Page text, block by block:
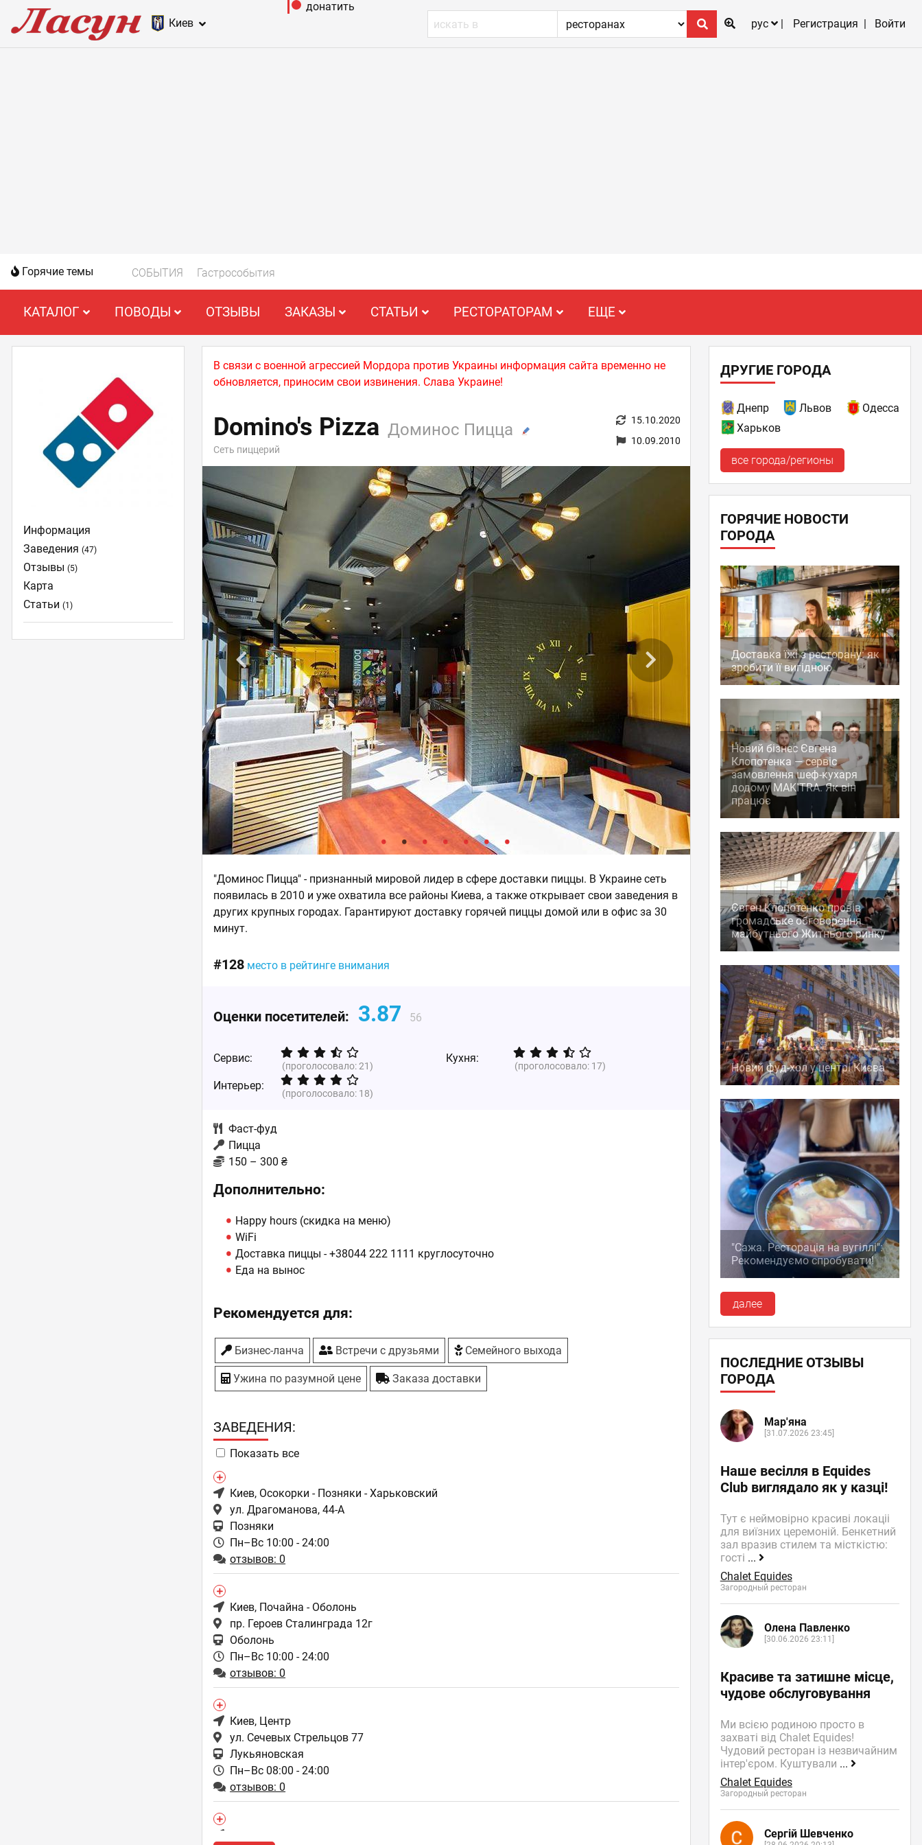
Киев
донатить
рус
Регистрация Войти
Горячие темы СОБЫТИЯ Гастрособытия
КАТАЛОГ ПОВОДЫ ОТЗЫВЫ ЗАКАЗЫ СТАТЬИ РЕСТОРАТОРАМ ЕЩЕ
В связи с военной агрессией Мордора против Украины информация сайта временно не
обновляется, приносим свои извинения. Слава Украине!
Domino's Pizza Доминос Пицца
Сеть пиццерий
15.10.2020
10.09.2010
"Доминос Пицца" - признанный мировой лидер в сфере доставки пиццы. В Украине сеть
появилась в 2010 и уже охватила все районы Киева, а также открывает свои заведения в
других крупных городах. Гарантируют доставку горячей пиццы домой или в офис за 30
минут.
#128 место в рейтинге внимания
Оценки посетителей: 3.87 56
Сервис:
(проголосовало:21)
Кухня:
(проголосовало: 17)
Интерьер:
(проголосовало: 18)
Фаст-фуд
Пицца
150 – 300 ₴
Дополнительно:
Happy hours (скидка на меню)
WiFi
Доставка пиццы -+38044 222 1111 круглосуточно
Еда на вынос
Рекомендуется для:
Бизнес-ланча Встречи с друзьями Семейного выхода
Ужина по разумной цене Заказа доставки
ЗAВЕДЕНИЯ:
Показать все
Киев, Осокорки - Позняки - Харьковский
ул. Драгоманова, 44-А
Позняки
Пн–Вс 10:00 - 24:00
отзывов: 0
Киев, Почайна - Оболонь
пр. Героев Сталинграда 12г
Оболонь
Пн–Вс 10:00 - 24:00
отзывов: 0
Киев, Центр
ул. Сечевых Стрельцов 77
Лукьяновская
Пн–Вс 08:00 - 24:00
отзывов: 0
Информация
Заведения(47)
Отзывы(5)
Карта
Статьи(1)
ДРУГИЕ ГОРОДА
Днепр Львов
Одесса
Харьков
все города/регионы
ГОРЯЧИЕ НОВОСТИ
ГОРОДА
Доставка їжі з ресторану: як
зробити її вигідною
Новий бізнес Євгена
Клопотенка — сервіс
замовлення шеф-кухаря
додому MAKITRA. Як він
працює
Євген Клопотенко провів
громадське обговорення
майбутнього Житнього ринку
Новий фуд-хол у центрі Києва
"Сажа. Ресторація на вугіллі":
Рекомендуємо спробувати!
далее
ПОСЛЕДНИЕ ОТЗЫВЫ
ГОРОДА
Мар'яна
[31.07.2026 23:45]
Наше весілля в Equides
Club виглядало як у казці!
Тут є неймовірно красиві локаціі
для виїзних церемоній. Бенкетний
зал вразив стилем та місткістю:
гості ...
Chalet Equides
Загородный ресторан
Олена Павленко
[30.06.2026 23:11]
Красиве та затишне місце,
чудове обслуговування
Ми всією родиною просто в
захваті від Chalet Equides!
Чудовий ресторан із незвичайним
інтер'єром. Куштували ...
Chalet Equides
Загородный ресторан
Сергій Шевченко